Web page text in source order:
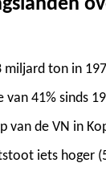
miljard ton in
41% sinds
de VN in
iets hoger